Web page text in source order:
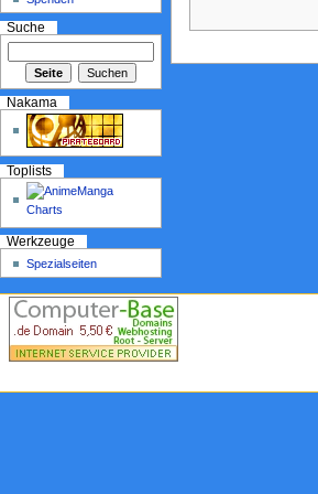
Suche
Nakama
Toplists
Werkzeuge
Spezialseiten